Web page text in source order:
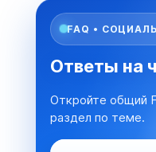
FAQ •
Ответы на
Откройте общий
раздел по теме.